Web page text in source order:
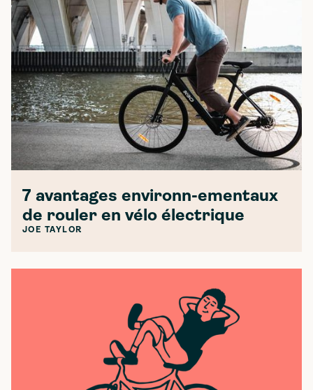
7 avantages environn-ementaux
de rouler en vélo électrique
JOE TAYLOR